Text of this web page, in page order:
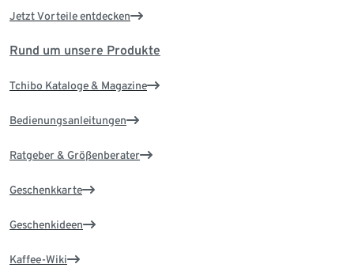
Jetzt Vorteile entdecken
Rund um unsere Produkte
Tchibo Kataloge & Magazine
Bedienungsanleitungen
Ratgeber & Größenberater
Geschenkkarte
Geschenkideen
Kaffee-Wiki